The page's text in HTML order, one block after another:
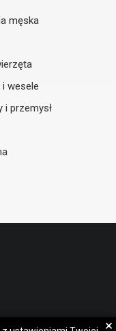
męska
i wesele
i przemysł
×